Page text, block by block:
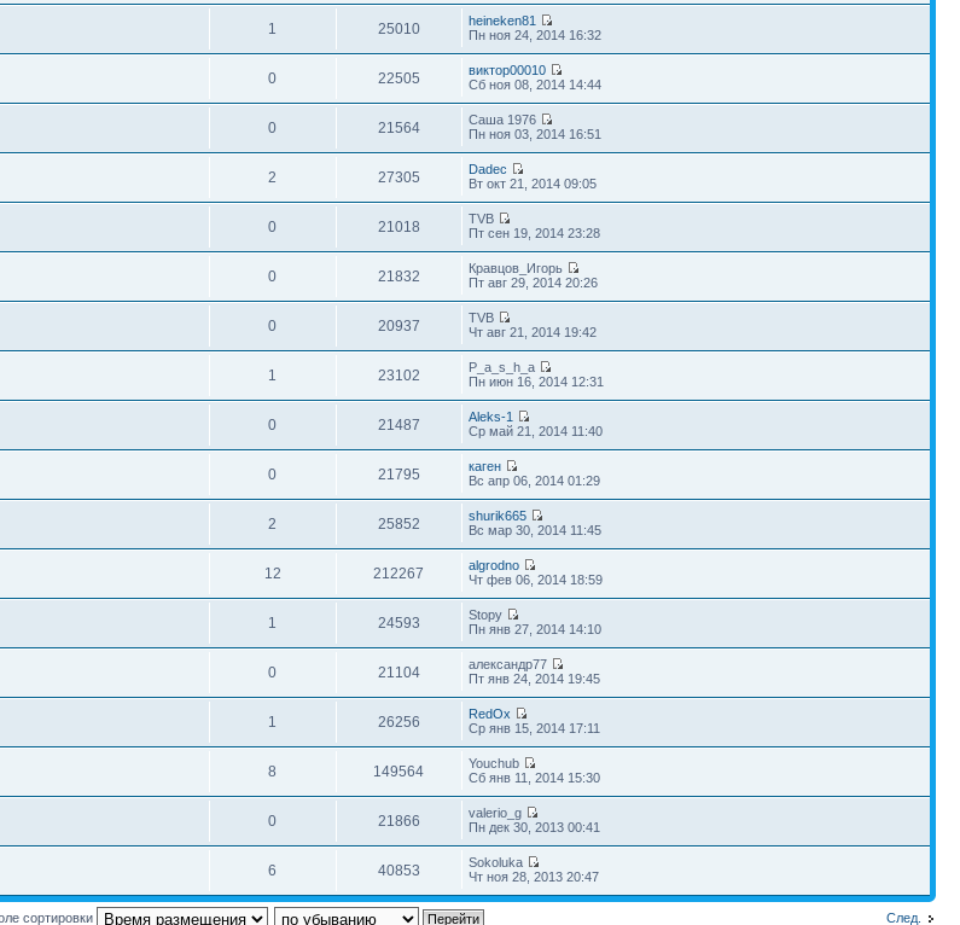
1 25010
heineken81
Пн ноя 24, 2014 16:32
0 22505
виктор00010
Сб ноя 08, 2014 14:44
0 21564
Саша 1976
Пн ноя 03, 2014 16:51
2 27305
Dadec
Вт окт 21, 2014 09:05
0 21018
TVB
Пт сен 19, 2014 23:28
0 21832
Кравцов_Игорь
Пт авг 29, 2014 20:26
0 20937
TVB
Чт авг 21, 2014 19:42
1 23102
P_a_s_h_a
Пн июн 16, 2014 12:31
0 21487
Aleks-1
Ср май 21, 2014 11:40
0 21795
каген
Вс апр 06, 2014 01:29
2 25852
shurik665
Вс мар 30, 2014 11:45
12 212267
algrodno
Чт фев 06, 2014 18:59
1 24593
Stopy
Пн янв 27, 2014 14:10
0 21104
александр77
Пт янв 24, 2014 19:45
1 26256
RedOx
Ср янв 15, 2014 17:11
8 149564
Youchub
Сб янв 11, 2014 15:30
0 21866
valerio_g
Пн дек 30, 2013 00:41
6 40853
Sokoluka
Чт ноя 28, 2013 20:47
След.
сортировки